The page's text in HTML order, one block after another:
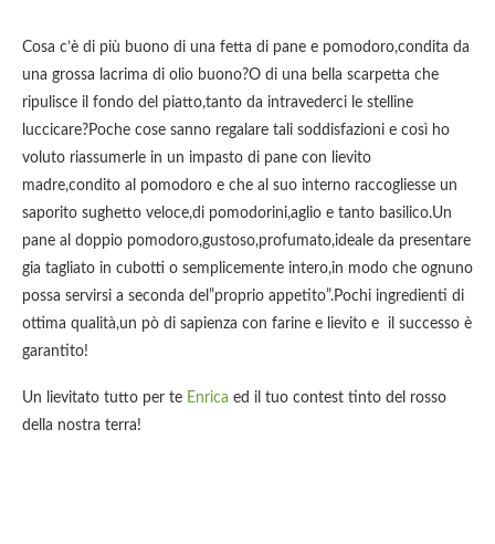
Cosa c’è di più buono di una fetta di pane e pomodoro,condita da
una grossa lacrima di olio buono?O di una bella scarpetta che
ripulisce il fondo del piatto,tanto da intravederci le stelline
luccicare?Poche cose sanno regalare tali soddisfazioni e così ho
voluto riassumerle in un impasto di pane con lievito
madre,condito al pomodoro e che al suo interno raccogliesse un
saporito sughetto veloce,di pomodorini,aglio e tanto basilico.Un
pane al doppio pomodoro,gustoso,profumato,ideale da presentare
gia tagliato in cubotti o semplicemente intero,in modo che ognuno
possa servirsi a seconda del”proprio appetito”.Pochi ingredienti di
ottima qualità,un pò di sapienza con farine e lievito e il successo è
garantito!
Un lievitato tutto per te Enrica ed il tuo contest tinto del rosso
della nostra terra!